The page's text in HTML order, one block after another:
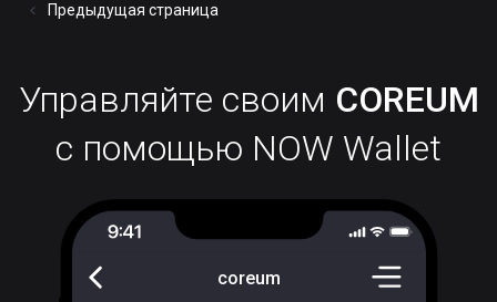
Предыдущая страница
Управляйте своим COREUM
с помощью NOW Wallet
coreum